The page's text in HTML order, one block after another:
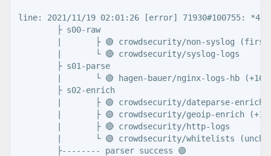
line: 2021/11/19 02:01:26 [error] 71930#100755:
        ├ s00-raw
|       ├ 🟢 crowdsecurity/non-syslog
        |       └ 🔴 crowdsecurity/syslog-logs
        ├ s01-parse
|       └ 🟢 hagen-bauer/nginx-logs-hb (+16
        ├ s02-enrich
|       ├ 🟢 crowdsecurity/dateparse-enrich
|       ├ 🟢 crowdsecurity/geoip-enrich
        |       ├ 🔴 crowdsecurity/http-logs
|       └ 🟢 crowdsecurity/whitelists
        ├-------- parser success 🟢